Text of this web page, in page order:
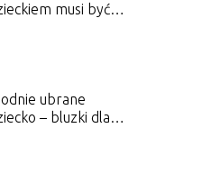
musi być
ubrane
– bluzki dla